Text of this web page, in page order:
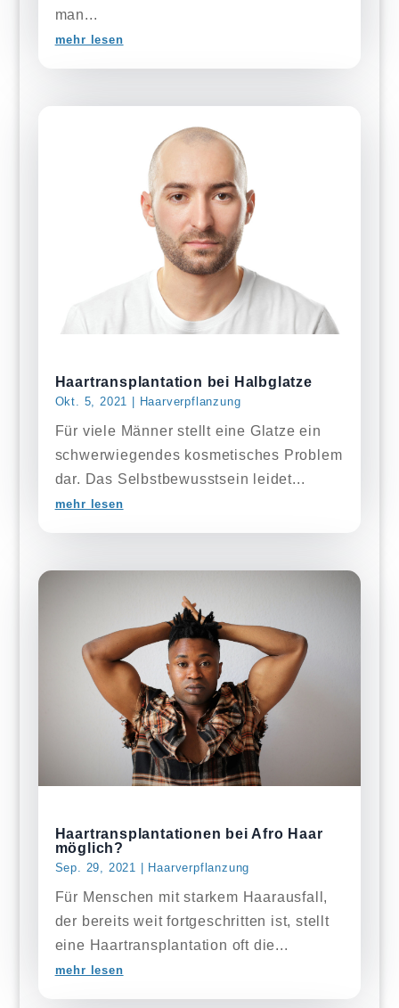
man...
mehr lesen
Haartransplantation bei Halbglatze
Okt. 5, 2021 Haarverpflanzung
Für viele Männer stellt eine Glatze ein
schwerwiegendes kosmetisches Problem
dar. Das Selbstbewusstsein leidet...
mehr lesen
Haartransplantationen bei Afro Haar
möglich?
Sep. 29, 2021 Haarverpflanzung
Für Menschen mit starkem Haarausfall,
der bereits weit fortgeschritten ist, stellt
eine Haartransplantation oft die...
mehr lesen